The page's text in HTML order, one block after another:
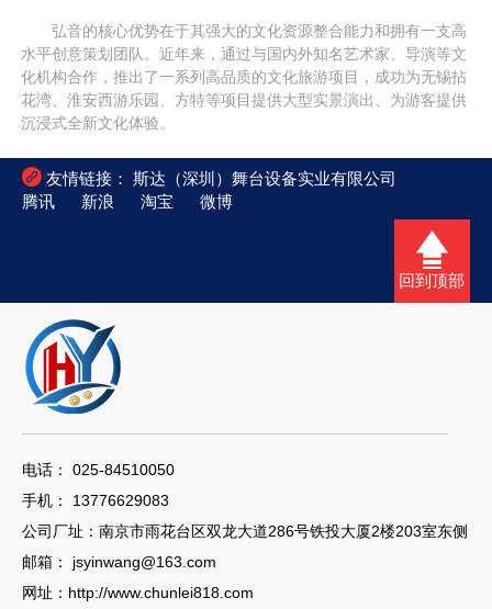
弘音的核心优势在于其强大的文化资源整合能力和拥有一支高
水平创意策划团队。近年来，通过与国内外知名艺术家、导演等文
化机构合作，推出了一系列高品质的文化旅游项目，成功为无锡拈
花湾、淮安西游乐园、方特等项目提供大型实景演出、为游客提供
沉浸式全新文化体验。
 友情链接： 斯达（深圳）舞台设备实业有限公司
腾讯
新浪 淘宝 微博
回到顶部
电话： 025-84510050
手机： 13776629083
公司厂址：南京市雨花台区双龙大道286号铁投大厦2楼203室东侧
邮箱： jsyinwang@163.com
网址： http://www.chunlei818.com